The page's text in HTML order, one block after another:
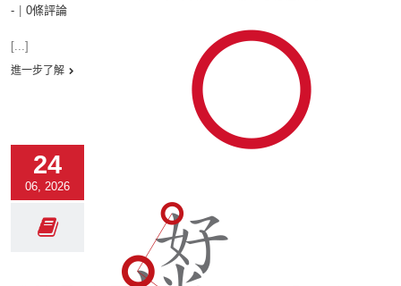
-
0條評論
[...]
進一步了解
24
06, 2026